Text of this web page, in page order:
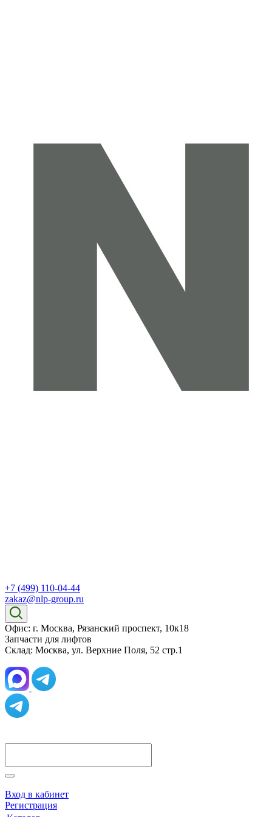
+7 (499) 110-04-44
zakaz@nlp-group.ru
Офис: г. Москва, Рязанский проспект, 10к18
Запчасти для лифтов
Склад: Москва, ул. Верхние Поля, 52 стр.1
Вход в кабинет
Регистрация